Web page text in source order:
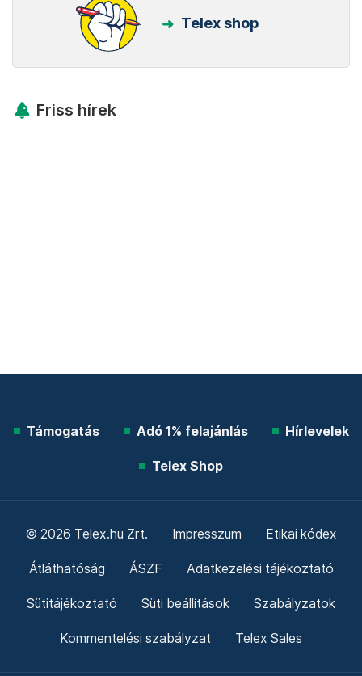
Telex shop
Friss hírek
Támogatás Adó 1% felajánlás Hírlevelek
Telex Shop
© 2026 Telex.hu Zrt. Impresszum Etikai kódex
Átláthatóság ÁSZF Adatkezelési tájékoztató
Sütitájékoztató Süti beállítások Szabályzatok
Kommentelési szabályzat Telex Sales